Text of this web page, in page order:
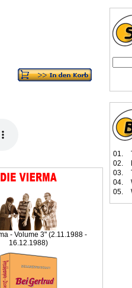
- Volume 3" (2.11.1988 -
16.12.1988)
01.
02.
03.
04.
05.